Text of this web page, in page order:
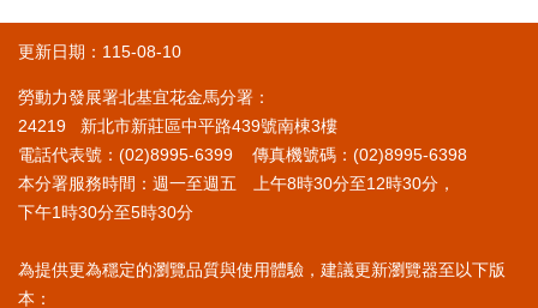
更新日期：115-08-10
勞動力發展署北基宜花金馬分署：
24219 新北市新莊區中平路439號南棟3樓
電話代表號：(02)8995-6399 傳真機號碼：(02)8995-6398
本分署服務時間：週一至週五 上午8時30分至12時30分，
下午1時30分至5時30分
為提供更為穩定的瀏覽品質與使用體驗，建議更新瀏覽器至以下版
本：